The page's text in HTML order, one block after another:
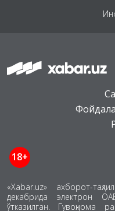
18+
«Xabar.uz» ахборот-
декабрида электрон
ўтказилган. Гувоҳнома